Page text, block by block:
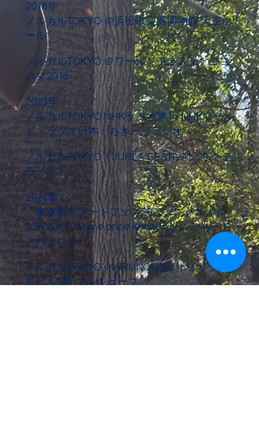
2018年
ノルカルTOKYO ＠浜松市楽器博物館 天空ホ
ール
ノルカルTOKYO ＠ワールドフェスタ・ヨコ
ハマ2018
2023年
ノルカルTOKYONHKラジオ第1 / NHKワール
ド・ラジオ日本「 ちきゅうラジオ​」​​
ノルカルTOKYO『JUHLA FESTIVAL 2023 テ
ラノオト』
2024年
「東京藝大アートフェス2023」にノルカル
TOKYO《Let me once know》がノミネート
されました。
ノルカルTOKYO MARUNOUCHI ホイリゲ＠
丸ビル1階 マルキューブ